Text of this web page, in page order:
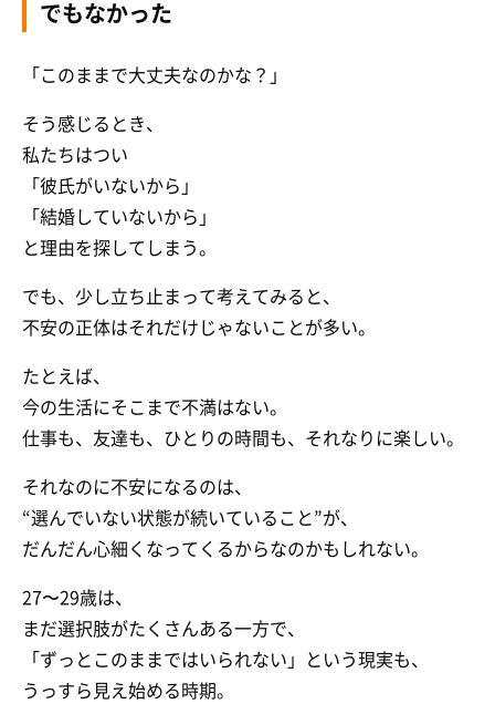
でもなかった
「このままで大丈夫なのかな？」
そう感じるとき、
私たちはつい
「彼氏がいないから」
「結婚していないから」
と理由を探してしまう。
でも、少し立ち止まって考えてみると、
不安の正体はそれだけじゃないことが多い。
たとえば、
今の生活にそこまで不満はない。
仕事も、友達も、ひとりの時間も、それなりに楽しい。
それなのに不安になるのは、
“選んでいない状態が続いていること”が、
だんだん心細くなってくるからなのかもしれない。
27〜29歳は、
まだ選択肢がたくさんある一方で、
「ずっとこのままではいられない」という現実も、
うっすら見え始める時期。